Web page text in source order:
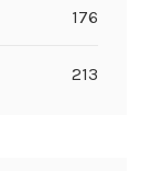
176
213